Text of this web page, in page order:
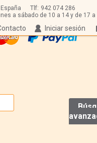
Tlf: 942 074 286
a sábado de 10 a 14 y de 17 a
Iniciar sesión